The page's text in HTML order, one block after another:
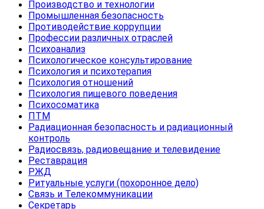
Производство и технологии
Промышленная безопасность
Противодействие коррупции
Профессии различных отраслей
Психоанализ
Психологическое консультирование
Психология и психотерапия
Психология отношений
Психология пищевого поведения
Психосоматика
ПТМ
Радиационная безопасность и радиационный
контроль
Радиосвязь, радиовещание и телевидение
Реставрация
РЖД
Ритуальные услуги (похоронное дело)
Связь и Телекоммуникации
Секретарь